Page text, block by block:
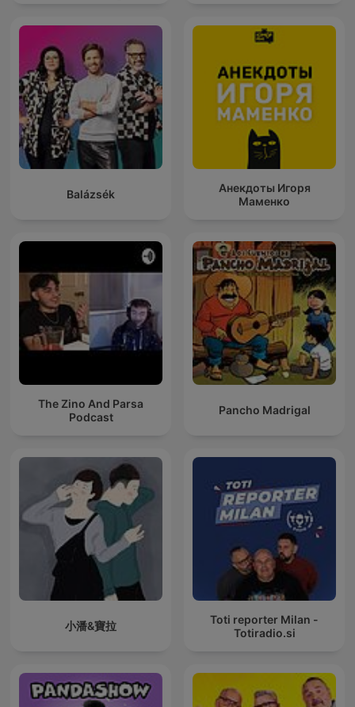
Balázsék
Анекдоты Игоря
Маменко
The Zino And Parsa
Podcast
Pancho Madrigal
小潘&寶拉
Toti reporter Milan -
Totiradio.si